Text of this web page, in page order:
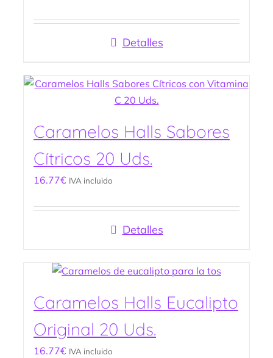
Detalles
Caramelos Halls Sabores
Cítricos 20 Uds.
16.77€ IVA incluido
Detalles
Caramelos Halls Eucalipto
Original 20 Uds.
16.77€ IVA incluido